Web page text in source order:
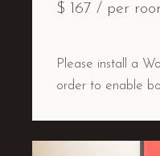
$ 167 / per
Please install a
order to enable